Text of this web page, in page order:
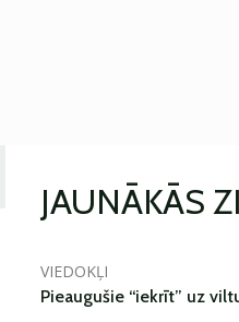
JAUNĀKĀS
VIEDOKĻI
Pieaugušie “iekrīt” uz